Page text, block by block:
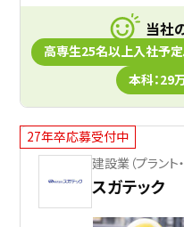
当社
高専生25名以上入社予定
本科：29
27年卒応募受付中
建設業（プラント
スガテック